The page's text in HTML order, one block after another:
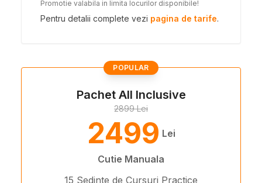
Promotie valabila in limita locurilor disponibile!
Pentru detalii complete vezi pagina de tarife.
POPULAR
Pachet All Inclusive
2899 Lei
2499 Lei
Cutie Manuala
15 Sedinte de Cursuri Practice